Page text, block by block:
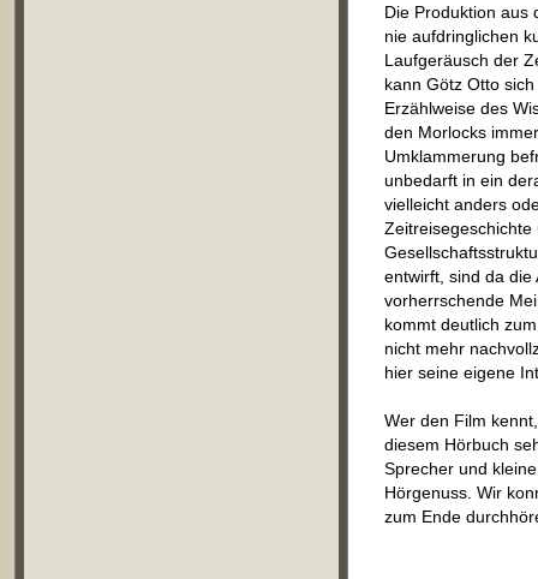
Die Produktion aus
nie aufdringlichen
Laufgeräusch der
kann Götz Otto
Erzählweise des
den Morlocks
Umklammerung
unbedarft in ein
vielleicht anders
Zeitreisegeschichte
entwirft, sind da die
vorherrschende
kommt deutlich
nicht mehr
hier seine eigene
Wer den Film
diesem Hörbuch
Sprecher und
Hörgenuss. Wir
zum Ende